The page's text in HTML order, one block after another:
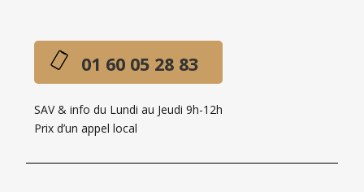
01 60 05 28 83
SAV & info du Lundi au Jeudi 9h-12h
Prix d’un appel local